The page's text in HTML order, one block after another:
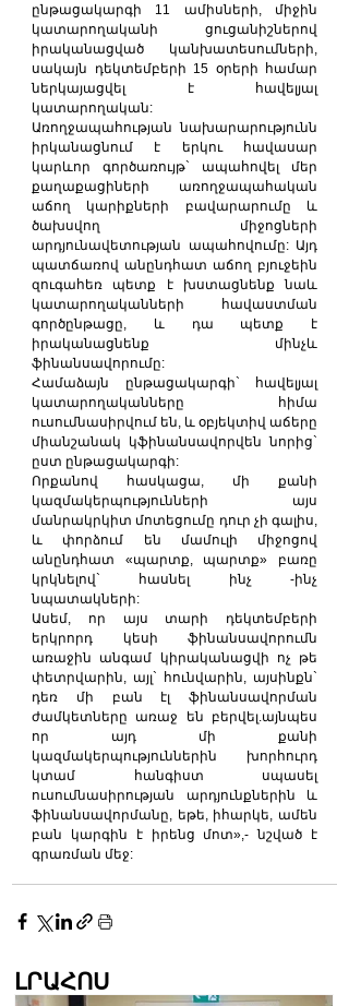
ընթացակարգի 11 ամիսների, միջին
կատարողականի ցուցանիշներով
իրականացված կանխատեսումների,
սակայն դեկտեմբերի 15 օրերի համար
ներկայացվել է հավելյալ
կատարողական:
Առողջապահության նախարարությունն
իրկանացնում է երկու հավասար
կարևոր գործառույթ` ապահովել մեր
քաղաքացիների առողջապահական
աճող կարիքների բավարարումը և
ծախսվող միջոցների
արդյունավետության ապահովումը: Այդ
պատճառով անընդհատ աճող բյուջեին
զուգահեռ պետք է խստացնենք նաև
կատարողականների հավաստման
գործընթացը, և դա պետք է
իրականացնենք մինչև
ֆինանսավորումը:
Համաձայն ընթացակարգի` հավելյալ
կատարողականները հիմա
ուսումնասիրվում են, և օբյեկտիվ աճերը
միանշանակ կֆինանսավորվեն նորից`
ըստ ընթացակարգի:
Որքանով հասկացա, մի քանի
կազմակերպությունների այս
մանրակրկիտ մոտեցումը դուր չի գալիս,
և փորձում են մամուլի միջոցով
անընդհատ «պարտք, պարտք» բառը
կրկնելով` հասնել ինչ -ինչ
նպատակների:
Ասեմ, որ այս տարի դեկտեմբերի
երկրորդ կեսի ֆինանսավորումն
առաջին անգամ կիրականացվի ոչ թե
փետրվարին, այլ` հունվարին, այսինքն`
դեռ մի բան էլ ֆինանսավորման
ժամկետները առաջ են բերվել.այնպես
որ այդ մի քանի
կազմակերպություններին խորհուրդ
կտամ հանգիստ սպասել
ուսումնասիրության արդյունքներին և
ֆինանսավորմանը, եթե, իհարկե, ամեն
բան կարգին է իրենց մոտ»,- նշված է
գրառման մեջ:
ԼՐԱՀՈՍ